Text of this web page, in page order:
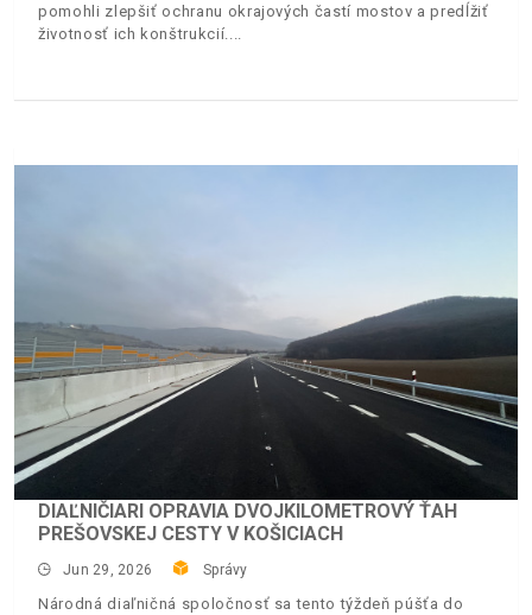
pomohli zlepšiť ochranu okrajových častí mostov a predĺžiť
životnosť ich konštrukcií.
DIAĽNIČIARI OPRAVIA DVOJKILOMETROVÝ ŤAH
PREŠOVSKEJ CESTY V KOŠICIACH
Jun 29, 2026 Správy
Národná diaľničná spoločnosť sa tento týždeň púšťa do